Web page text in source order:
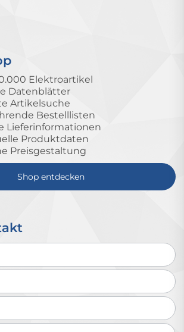
Elektroartikel
Datenblätter
Artikelsuche
Bestelllisten
Lieferinformationen
Produktdaten
Preisgestaltung
Shop entdecken